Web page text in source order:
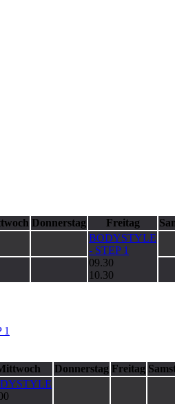
Donnerstag Freitag
BODYSTYLE
- STEP 1
09.30
10.30
Donnerstag Freitag